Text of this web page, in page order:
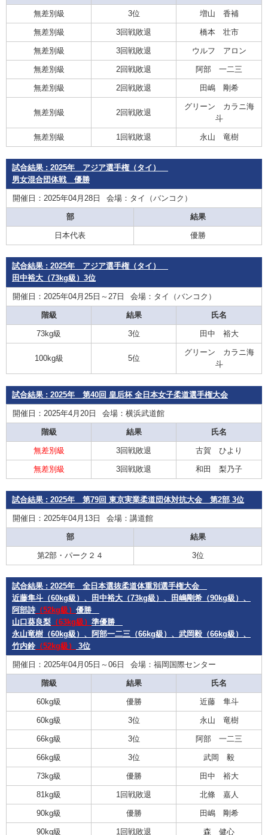
無差別級 3位 増山 香補
無差別級 3回戦敗退 橋本 壮市
無差別級 3回戦敗退 ウルフ アロン
無差別級 2回戦敗退 阿部 一二三
無差別級 2回戦敗退 田嶋 剛希
無差別級 2回戦敗退
グリーン カラニ海
斗
無差別級 1回戦敗退 永山 竜樹
試合結果 : 2025年 アジア選手権（タイ）
男女混合団体戦 優勝
開催日：2025年04月28日 会場：タイ（バンコク）
部 結果
日本代表 優勝
試合結果 : 2025年 アジア選手権（タイ）
田中裕大（73kg級）3位
開催日：2025年04月25日～27日 会場：タイ（バンコク）
階級 結果 氏名
73kg級 3位 田中 裕大
100kg級 5位
グリーン カラニ海
斗
試合結果 : 2025年 第40回 皇后杯 全日本女子柔道選手権大会
開催日：2025年4月20日 会場：横浜武道館
階級 結果 氏名
無差別級 3回戦敗退 古賀 ひより
無差別級 3回戦敗退 和田 梨乃子
試合結果 : 2025年 第79回 東京実業柔道団体対抗大会 第2部 3位
開催日：2025年04月13日 会場：講道館
部 結果
第2部・パーク２４ 3位
試合結果 : 2025年 全日本選抜柔道体重別選手権大会
近藤隼斗（60kg級）、田中裕大（73kg級）、田嶋剛希（90kg級）、
阿部詩 （52kg級） 優勝
山口葵良梨 （63kg級） 準優勝
永山竜樹（60kg級）、阿部一二三（66kg級）、武岡毅（66kg級）、
竹内鈴（52kg級） 3位
開催日：2025年04月05日～06日 会場：福岡国際センター
階級 結果 氏名
60kg級 優勝 近藤 隼斗
60kg級 3位 永山 竜樹
66kg級 3位 阿部 一二三
66kg級 3位 武岡 毅
73kg級 優勝 田中 裕大
81kg級 1回戦敗退 北條 嘉人
90kg級 優勝 田嶋 剛希
90kg級 1回戦敗退 森 健心